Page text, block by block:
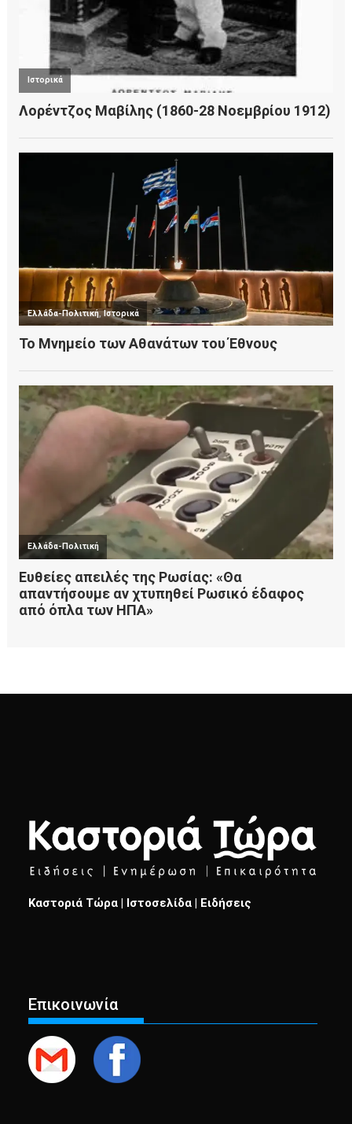
Καστοριά Τώρα | Ιστοσελίδα | Ειδήσεις
Επικοινωνία